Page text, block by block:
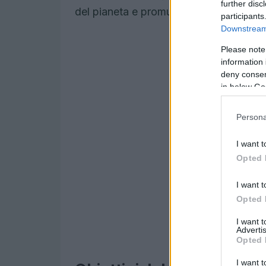
further
Please
information
deny
in below
I want
Opted
I want
Opted
I want
Opted
I want
del pianeta e promuovendo la